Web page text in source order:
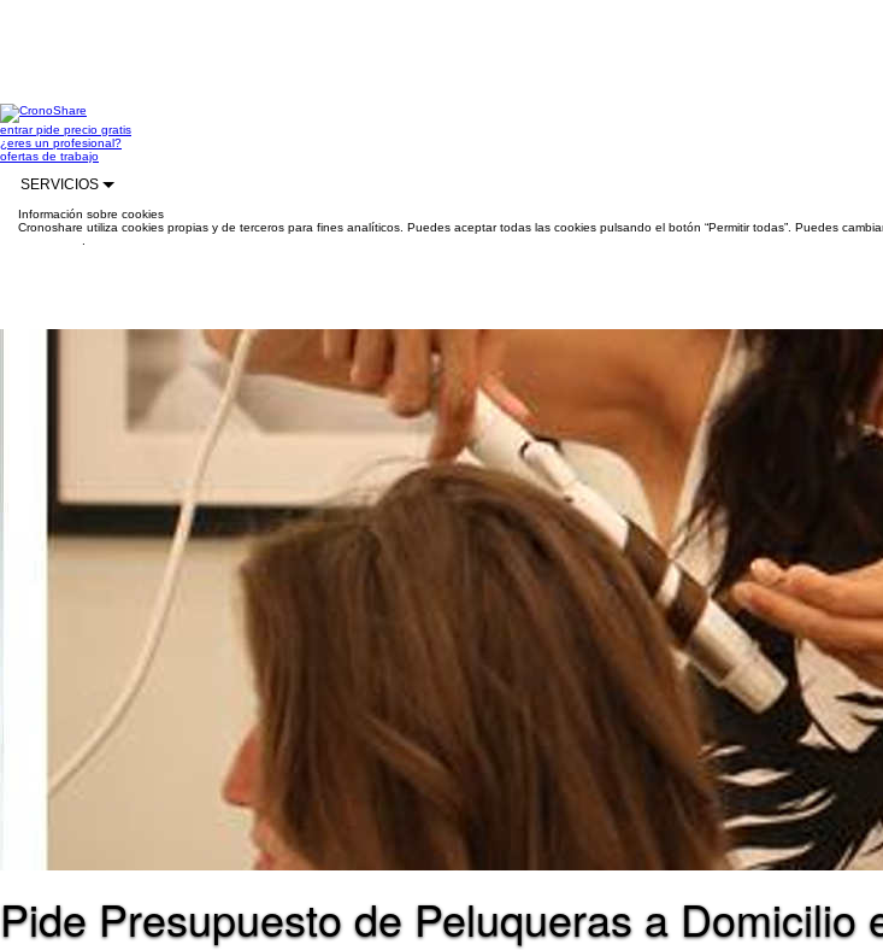
entrarpide precio gratis
¿eres un profesional?
ofertas de trabajo
SERVICIOS
Información sobre cookies
Cronoshare utiliza cookies propias y de terceros para fines analíticos. Puedes aceptar todas las cookies pulsando el botón “Permitir todas”. Puedes
Pide Presupuesto de Peluqueras a Domicilio